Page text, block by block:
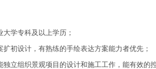
学专科及以上学历；
初设计，有熟练的手绘表达方案能力者优先；
立组织景观项目的设计和施工工作，能有效的